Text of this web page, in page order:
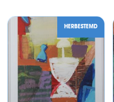
HERBESTEMD